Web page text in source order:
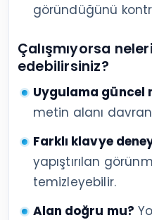
göründüğünü
Çalışmıyorsa
edebilirsiniz?
Uygulama güncel
metin alanı
Farklı klavye
yapıştırılan
temizleyebilir.
Alan doğru mu?